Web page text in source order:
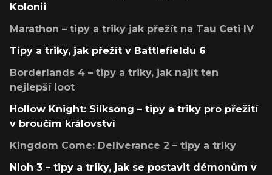
Kolonii
Marathon – tipy a triky jak přežít na Tau Ceti IV
Tipy a triky, jak přežít v Battlefieldu 6
Borderlands 4 – tipy a triky, jak najít ten
nejlepší loot
Hollow Knight: Silksong – tipy a triky pro přežití
v broučím království
Kingdom Come: Deliverance 2 – tipy a triky
Nioh 3 – tipy a triky, jak se postavit démonům v